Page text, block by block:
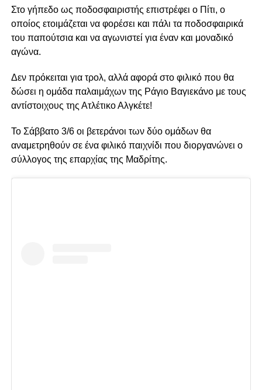
Στο γήπεδο ως ποδοσφαιριστής επιστρέφει ο Πίτι, ο
οποίος ετοιμάζεται να φορέσει και πάλι τα ποδοσφαιρικά
του παπούτσια και να αγωνιστεί για έναν και μοναδικό
αγώνα.
Δεν πρόκειται για τρολ, αλλά αφορά στο φιλικό που θα
δώσει η ομάδα παλαιμάχων της Ράγιο Βαγιεκάνο με τους
αντίστοιχους της Ατλέτικο Αλγκέτε!
Το Σάββατο 3/6 οι βετεράνοι των δύο ομάδων θα
αναμετρηθούν σε ένα φιλικό παιχνίδι που διοργανώνει o
σύλλογος της επαρχίας της Μαδρίτης.